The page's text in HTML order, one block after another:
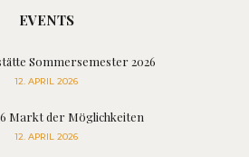
EVENTS
Sommersemester 2026
12. APRIL 2026
Markt der Möglichkeiten
12. APRIL 2026